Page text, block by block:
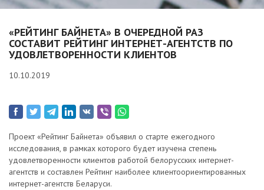
«РЕЙТИНГ БАЙНЕТА» В ОЧЕРЕДНОЙ РАЗ
СОСТАВИТ РЕЙТИНГ ИНТЕРНЕТ-АГЕНТСТВ ПО
УДОВЛЕТВОРЕННОСТИ КЛИЕНТОВ
10.10.2019
Проект «Рейтинг Байнета» объявил о старте ежегодного
исследования, в рамках которого будет изучена степень
удовлетворенности клиентов работой белорусских интернет-
агентств и составлен Рейтинг наиболее клиентоориентированных
интернет-агентств Беларуси.